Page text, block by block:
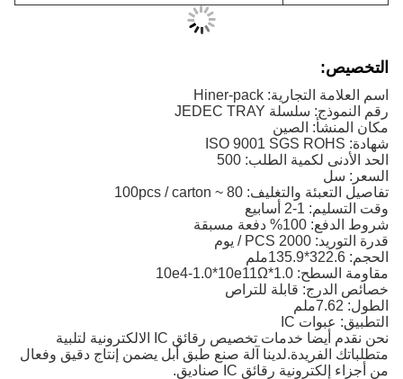
التخصيص:
اسم العلامة التجارية: Hiner-pack
رقم النموذج: سلسلة JEDEC TRAY
مكان المنشأ: الصين
شهادة: ISO 9001 SGS ROHS
الحد الأدنى لكمية الطلب: 500
السعر: سل
تفاصيل التعبئة والتغليف: 80 ~ 100pcs / carton
وقت التسليم: 1-2 أسابيع
شروط الدفع: 100% دفعة مسبقة
قدرة التوريد: 2000 PCS / يوم
الحجم: 322.6*135.9ملم
مقاومة السطح: 1.0*10e4-1.0*10e11Ω
خصائص الدرج: قابلة للتراص
الطول: 7.62ملم
التطبيق: عبوات IC
نحن نقدم أيضا خدمات تخصيص رقائق IC الالكترونية لتلبية
متطلباتك الفريدة.لدينا آلة صنع طبق أبل يضمن إنتاج دقيق وفعال
من أجزاء إلكترونية رقائق IC صناديق.